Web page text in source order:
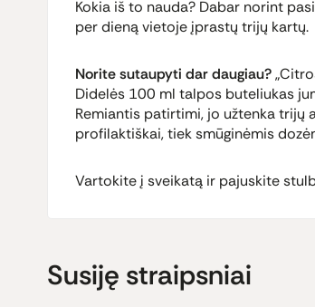
Kokia iš to nauda? Dabar norint
per dieną vietoje įprastų trijų kartų.
Norite sutaupyti dar daugiau?
Didelės 100 ml talpos buteliukas
Remiantis patirtimi, jo užtenka trijų
profilaktiškai, tiek smūginėmis
Vartokite į sveikatą ir pajuskite
Susiję straipsniai